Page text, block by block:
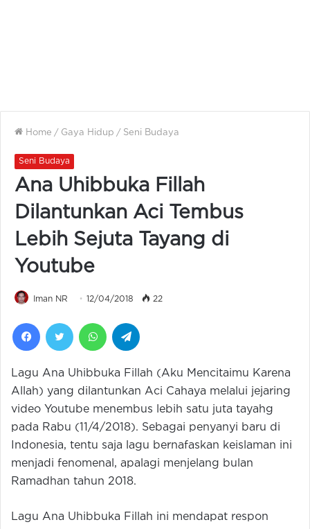
Home / Gaya Hidup / Seni Budaya
Seni Budaya
Ana Uhibbuka Fillah
Dilantunkan Aci Tembus
Lebih Sejuta Tayang di
Youtube
Iman NR 12/04/2018 22
FacebookTwitter WhatsApp
Lagu Ana Uhibbuka Fillah (Aku Mencitaimu Karena
Allah) yang dilantunkan Aci Cahaya melalui jejaring
video Youtube menembus lebih satu juta tayahg
pada Rabu (11/4/2018). Sebagai penyanyi baru di
Indonesia, tentu saja lagu bernafaskan keislaman ini
menjadi fenomenal, apalagi menjelang bulan
Ramadhan tahun 2018.
Lagu Ana Uhibbuka Fillah ini mendapat respon